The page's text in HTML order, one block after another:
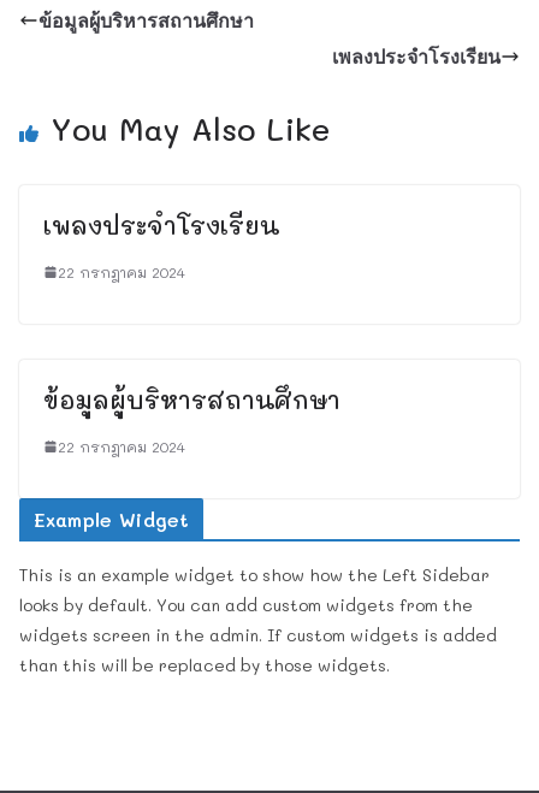
ข้อมูลผู้บริหารสถานศึกษา
เพลงประจำโรงเรียน
You May Also Like
เพลงประจำโรงเรียน
22 กรกฎาคม 2024
ข้อมูลผู้บริหารสถานศึกษา
22 กรกฎาคม 2024
Example Widget
This is an example widget to show how the Left Sidebar
looks by default. You can add custom widgets from the
widgets screen in the admin. If custom widgets is added
than this will be replaced by those widgets.